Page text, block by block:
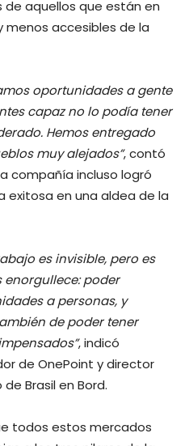
aquellos que están en
menos accesibles de la
oportunidades a gente
capaz no lo podía tener
Hemos entregado
muy alejados”, contó
compañía incluso logró
exitosa en una aldea de la
es invisible, pero es
enorgullece: poder
a personas, y
de poder tener
, indicó
de OnePoint y director
Brasil en Bord.
todos estos mercados